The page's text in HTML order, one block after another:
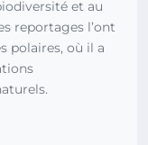
et au
reportages l’ont
polaires, où il a